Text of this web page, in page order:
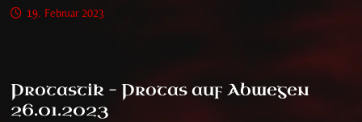
19. Februar 2023
Protastik – Protas auf Abwegen
26.01.2023